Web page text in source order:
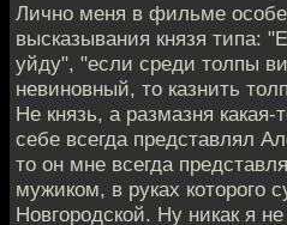
Лично меня в фильме
высказывания князя типа:
уйду", "если среди толпы
невиновный, то казнить
Не князь, а размазня какая-
себе всегда представлял
то он мне всегда
мужиком, в руках которого
Новгородской. Ну никак я